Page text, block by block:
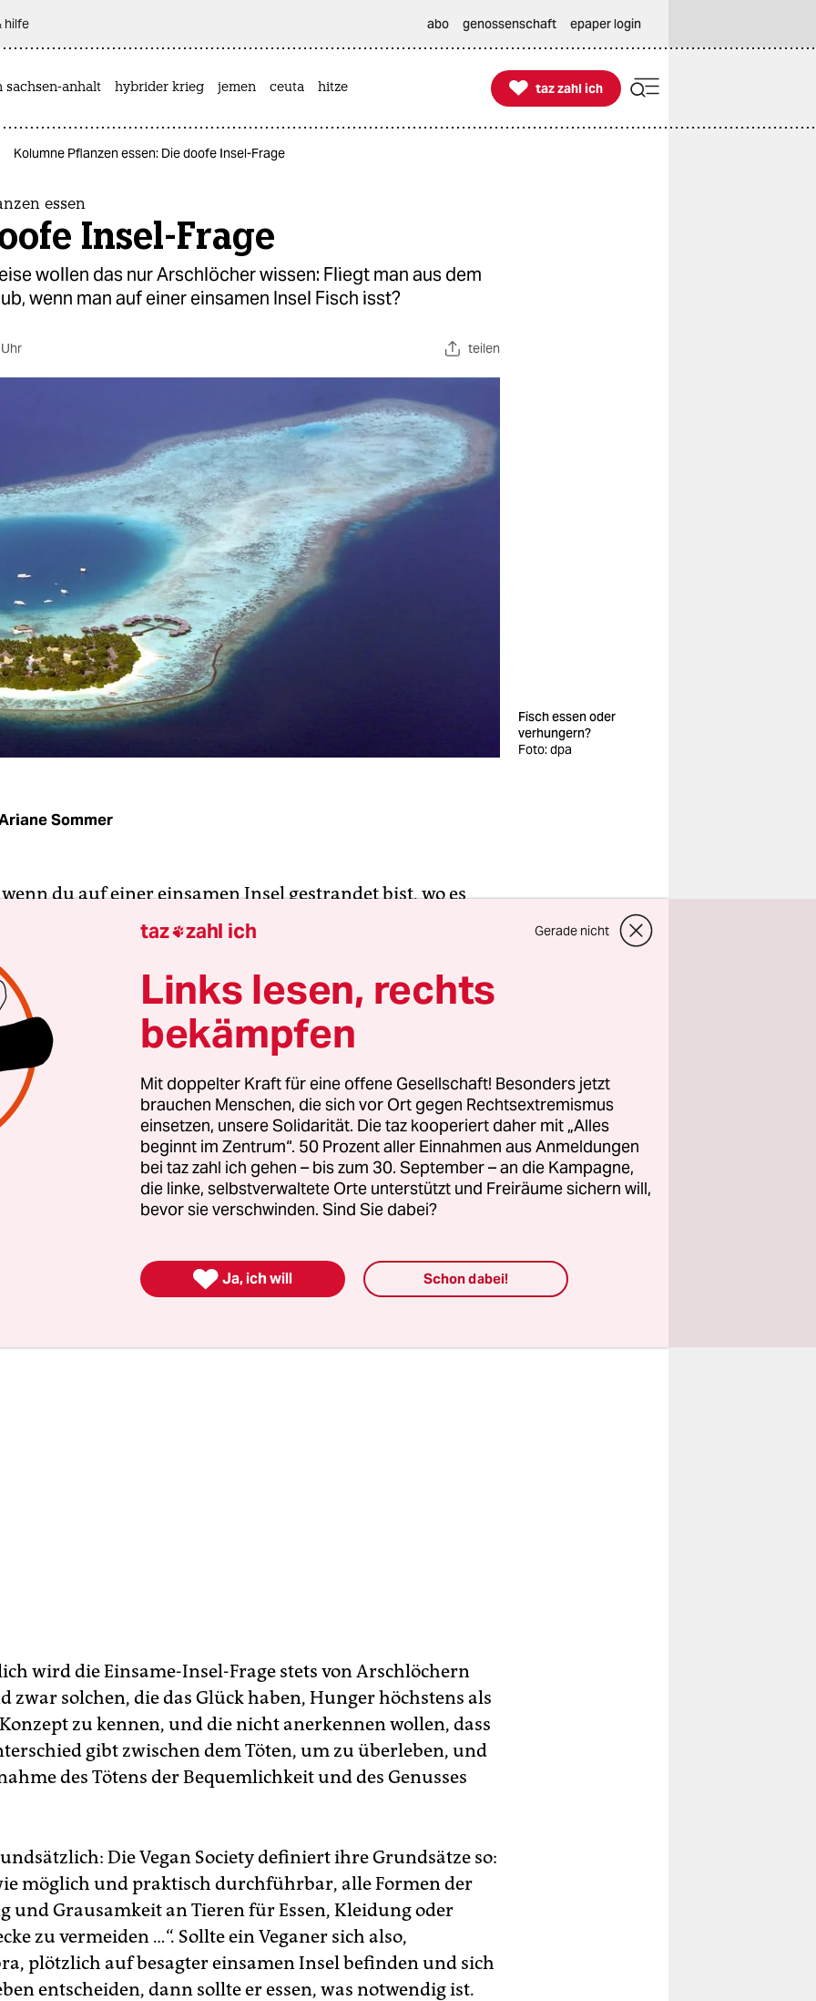
hilfe abo genossenschaft epaper login
sachsen-anhalt hybrider krieg jemen ceuta hitze 
taz zahl ich
taz zahl ich
Kolumne Pflanzen essen: Die doofe Insel-Frage
essen
Insel-Frage
wollen das nur Arschlöcher wissen: Fliegt man aus dem
wenn man auf einer einsamen Insel Fisch isst?
teilen
Fisch essen oder
verhungern?
Foto: dpa
Sommer
du auf einer einsamen Insel gestrandet bist, wo es
außer Quellwasser und Fisch?“, lautet eine der
die Fleischesser Veganern stellen. Unter anderem liegt
die falsche Annahme zugrunde, dass Veganer sein
Mitgliedschaft in einem Club ist, aus dem man rausfliegt,
einmal nicht an die Regeln hält.
auf der einsamen Insel Fisch essen, um zu
is(s)t er in dem Moment vielleicht nicht vegan, aber er
Entscheidung getroffen. Er ist sozusagen nur
Denn nicht seine Überzeugung, lediglich seine
haben sich geändert. Klar, er könnte auf den Fisch
und lieber langsam verhungern. Oder damit anfangen,
„Überlebenstyp“. Was allerdings die Frage aufwirft, ob
vegan ist. Grundsätzlich wohl schon.
wird die Einsame-Insel-Frage stets von Arschlöchern
zwar solchen, die das Glück haben, Hunger höchstens als
zu kennen, und die nicht anerkennen wollen, dass
gibt zwischen dem Töten, um zu überleben, und
des Tötens der Bequemlichkeit und des Genusses
Die Vegan Society definiert ihre Grundsätze so:
möglich und praktisch durchführbar, alle Formen der
und Grausamkeit an Tieren für Essen, Kleidung oder
zu vermeiden …“. Sollte ein Veganer sich also,
plötzlich auf besagter einsamen Insel befinden und sich
entscheiden, dann sollte er essen, was notwendig ist.
taz zahl ich Gerade nicht
Links lesen, rechts
bekämpfen
Mit doppelter Kraft für eine offene Gesellschaft! Besonders jetzt
brauchen Menschen, die sich vor Ort gegen Rechtsextremismus
einsetzen, unsere Solidarität. Die taz kooperiert daher mit „Alles
beginnt im Zentrum“. 50 Prozent aller Einnahmen aus Anmeldungen
bei taz zahl ich gehen – bis zum 30. September – an die Kampagne,
die linke, selbstverwaltete Orte unterstützt und Freiräume sichern will,
bevor sie verschwinden. Sind Sie dabei?
 Ja, ich will Schon dabei!